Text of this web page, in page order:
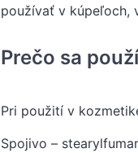
používať v kúpeľoch,
Prečo sa
Pri použití v
Spojivo –